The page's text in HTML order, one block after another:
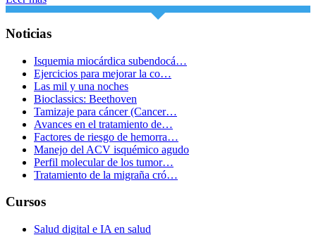
Noticias
Isquemia miocárdica subendocá…
Ejercicios para mejorar la co…
Las mil y una noches
Bioclassics: Beethoven
Tamizaje para cáncer (Cancer…
Avances en el tratamiento de…
Factores de riesgo de hemorra…
Manejo del ACV isquémico agudo
Perfil molecular de los tumor…
Tratamiento de la migraña cró…
Cursos
Salud digital e IA en salud